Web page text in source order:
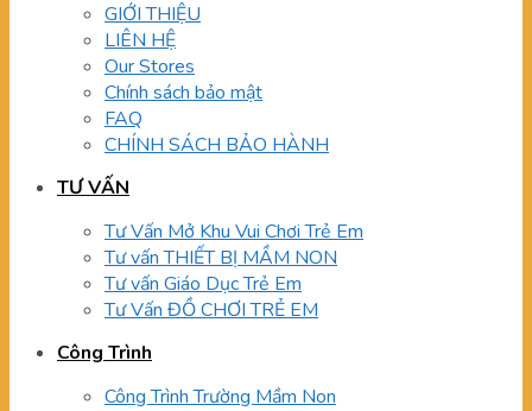
GIỚI THIỆU
LIÊN HỆ
Our Stores
Chính sách bảo mật
FAQ
CHÍNH SÁCH BẢO HÀNH
TƯ VẤN
Tư Vấn Mở Khu Vui Chơi Trẻ Em
Tư vấn THIẾT BỊ MẦM NON
Tư vấn Giáo Dục Trẻ Em
Tư Vấn ĐỒ CHƠI TRẺ EM
Công Trình
Công Trình Trường Mầm Non